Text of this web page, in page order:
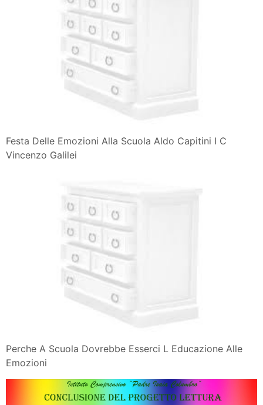
Festa Delle Emozioni Alla Scuola Aldo Capitini I C
Vincenzo Galilei
Perche A Scuola Dovrebbe Esserci L Educazione Alle
Emozioni